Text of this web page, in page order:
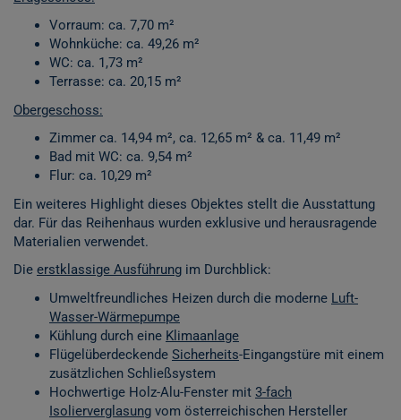
Vorraum: ca. 7,70 m²
Wohnküche: ca. 49,26 m²
WC: ca. 1,73 m²
Terrasse: ca. 20,15 m²
Obergeschoss:
Zimmer ca. 14,94 m², ca. 12,65 m² & ca. 11,49 m²
Bad mit WC: ca. 9,54 m²
Flur: ca. 10,29 m²
Ein weiteres Highlight dieses Objektes stellt die Ausstattung
dar. Für das Reihenhaus wurden exklusive und herausragende
Materialien verwendet.
Die erstklassige Ausführung im Durchblick:
Umweltfreundliches Heizen durch die moderne Luft-
Wasser-Wärmepumpe
Kühlung durch eine Klimaanlage
Flügelüberdeckende Sicherheits-Eingangstüre mit einem
zusätzlichen Schließsystem
Hochwertige Holz-Alu-Fenster mit 3-fach
Isolierverglasung vom österreichischen Hersteller